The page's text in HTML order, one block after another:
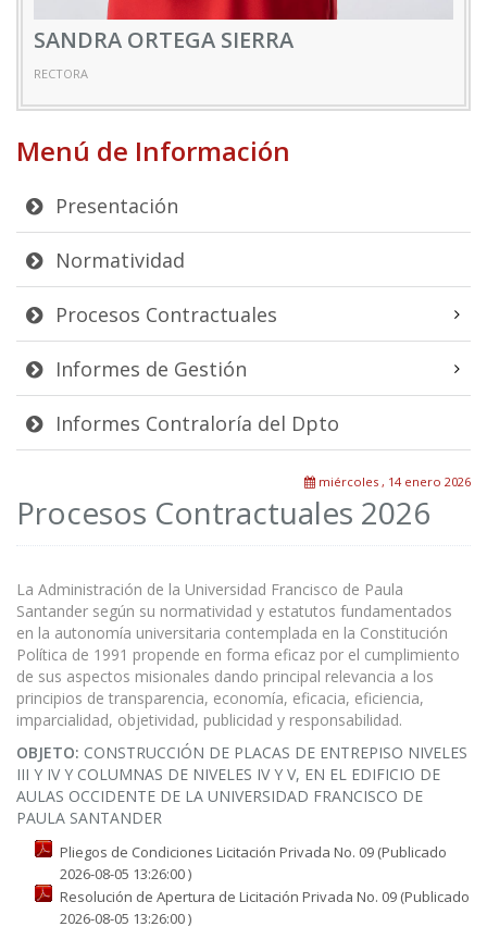
SANDRA ORTEGA SIERRA
RECTORA
Menú de Información
Presentación
Normatividad
Procesos Contractuales
Informes de Gestión
Informes Contraloría del Dpto
miércoles , 14 enero 2026
Procesos Contractuales 2026
La Administración de la Universidad Francisco de Paula
Santander según su normatividad y estatutos fundamentados
en la autonomía universitaria contemplada en la Constitución
Política de 1991 propende en forma eficaz por el cumplimiento
de sus aspectos misionales dando principal relevancia a los
principios de transparencia, economía, eficacia, eficiencia,
imparcialidad, objetividad, publicidad y responsabilidad.
OBJETO: CONSTRUCCIÓN DE PLACAS DE ENTREPISO NIVELES
III Y IV Y COLUMNAS DE NIVELES IV Y V, EN EL EDIFICIO DE
AULAS OCCIDENTE DE LA UNIVERSIDAD FRANCISCO DE
PAULA SANTANDER
Pliegos de Condiciones Licitación Privada No. 09 (Publicado
2026-08-05 13:26:00 )
Resolución de Apertura de Licitación Privada No. 09 (Publicado
2026-08-05 13:26:00 )